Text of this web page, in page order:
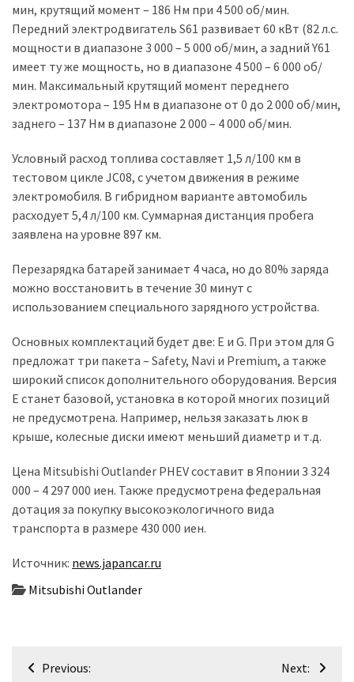
Головне
(324)
Тест-
драйв
(212)
рубрики
(142)
мин, крутящий момент – 186 Нм при 4 500 об/мин.
Передний электродвигатель S61 развивает 60 кВт (82 л.с.
мощности в диапазоне 3 000 – 5 000 об/мин, а задний Y61
имеет ту же мощность, но в диапазоне 4 500 – 6 000 об/
мин. Максимальный крутящий момент переднего
электромотора – 195 Нм в диапазоне от 0 до 2 000 об/мин,
заднего – 137 Нм в диапазоне 2 000 – 4 000 об/мин.
Условный расход топлива составляет 1,5 л/100 км в
тестовом цикле JC08, с учетом движения в режиме
электромобиля. В гибридном варианте автомобиль
расходует 5,4 л/100 км. Суммарная дистанция пробега
заявлена на уровне 897 км.
Перезарядка батарей занимает 4 часа, но до 80% заряда
можно восстановить в течение 30 минут с
использованием специального зарядного устройства.
Основных комплектаций будет две: E и G. При этом для G
предложат три пакета – Safety, Navi и Premium, а также
широкий список дополнительного оборудования. Версия
E станет базовой, установка в которой многих позиций
не предусмотрена. Например, нельзя заказать люк в
крыше, колесные диски имеют меньший диаметр и т.д.
Цена Mitsubishi Outlander PHEV составит в Японии 3 324
000 – 4 297 000 иен. Также предусмотрена федеральная
дотация за покупку высокоэкологичного вида
транспорта в размере 430 000 иен.
Источник: news.japancar.ru
Mitsubishi Outlander
Навігація
Previous: Next: